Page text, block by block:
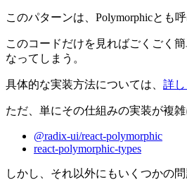
このパターンは、Polymorphicとも呼
このコードだけを見ればごくごく
なってしまう。
具体的な実装方法については、 詳
ただ、単にその仕組みの実装が複
@radix-ui/react-polymorphic
react-polymorphic-types
しかし、それ以外にもいくつかの